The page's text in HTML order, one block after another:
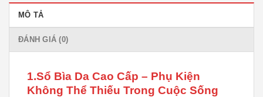
MÔ TẢ
ĐÁNH GIÁ (0)
1.Sổ Bìa Da Cao Cấp – Phụ Kiện
Không Thể Thiếu Trong Cuộc Sống